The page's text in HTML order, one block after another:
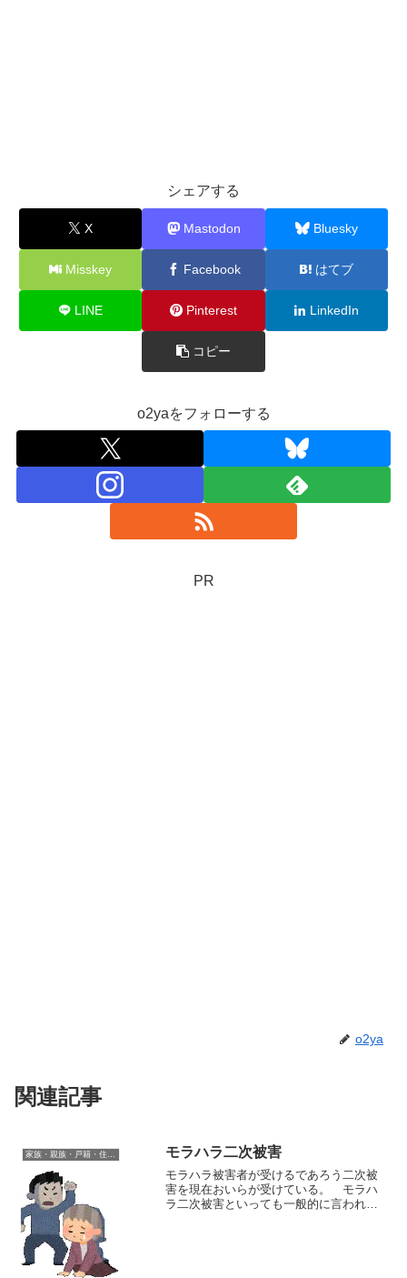
シェアする
X Mastodon Bluesky
Misskey Facebook はてブ
LINE Pinterest LinkedIn
コピー
o2yaをフォローする
PR
o2ya
関連記事
家族・親族・戸籍・住民票・老後のお金・遺産・相続 モラハラ二次被害
モラハラ被害者が受けるであろう二次被
害を現在おいらが受けている。 モラハ
ラ二次被害といっても一般的に言われて